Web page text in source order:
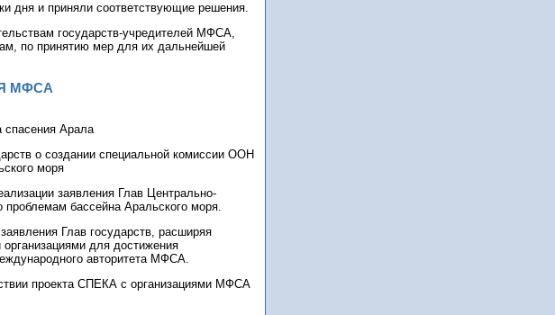
дня и приняли соответствующие решения.
государств-учредителей МФСА,
по принятию мер для их дальнейшей
МФСА
Арала
о создании специальной комиссии ООН
моря
заявления Глав Центрально-
проблемам бассейна Аральского моря.
Глав государств, расширяя
для достижения
авторитета МФСА.
проекта СПЕКА с организациями МФСА